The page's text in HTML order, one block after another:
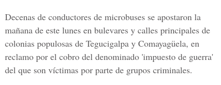
Decenas de conductores de microbuses se apostaron la
mañana de este lunes en bulevares y calles principales de
colonias populosas de Tegucigalpa y Comayagüela, en
reclamo por el cobro del denominado 'impuesto de guerra'
del que son víctimas por parte de grupos criminales.